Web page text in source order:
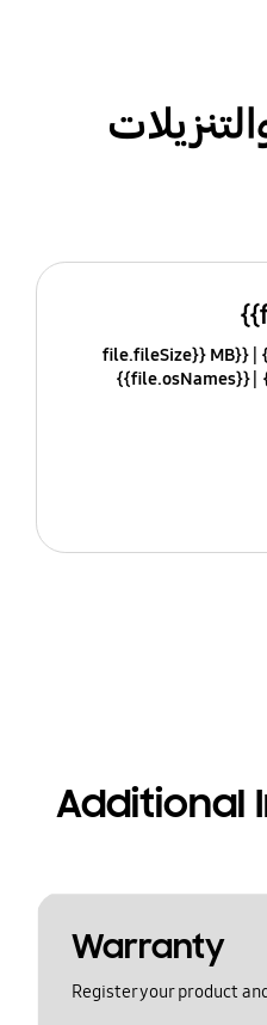
{{file.fileSize}} MB
{{file.osNames}}
Additional
Warranty
Register your product